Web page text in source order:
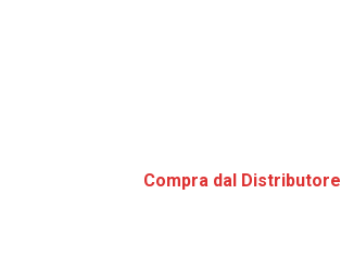
Compra dal Distributore